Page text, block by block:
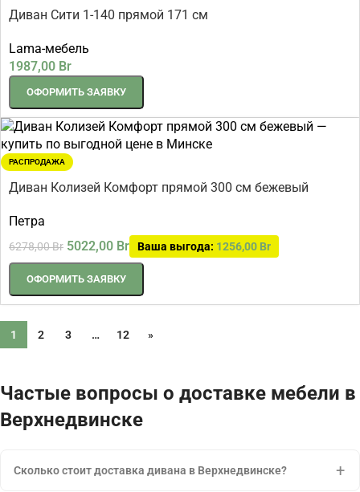
Диван Сити 1-140 прямой 171 см
Lama-мебель
1987,00 Br
ОФОРМИТЬ ЗАЯВКУ
РАСПРОДАЖА
Диван Колизей Комфорт прямой 300 см бежевый
Петра
6278,00Br 5022,00 Br Ваша выгода: 1256,00 Br
ОФОРМИТЬ ЗАЯВКУ
1 2 3 … 12 »
Частые вопросы о доставке мебели в
Верхнедвинске
Сколько стоит доставка дивана в Верхнедвинске?